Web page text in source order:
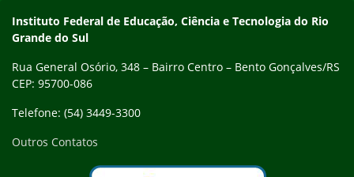
Contato
Instituto Federal de Educação, Ciência e Tecnologia do Rio
Grande do Sul
Rua General Osório, 348 – Bairro Centro – Bento Gonçalves/RS
CEP: 95700-086
Telefone: (54) 3449-3300
Outros Contatos